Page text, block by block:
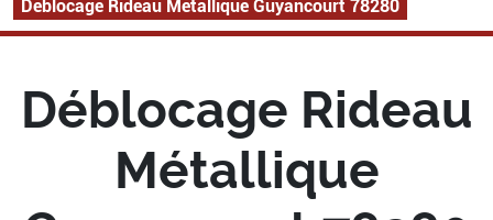
Déblocage Rideau Métallique Guyancourt 78280
Déblocage Rideau
Métallique